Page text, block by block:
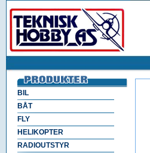
BIL
BÅT
FLY
HELIKOPTER
RADIOUTSTYR